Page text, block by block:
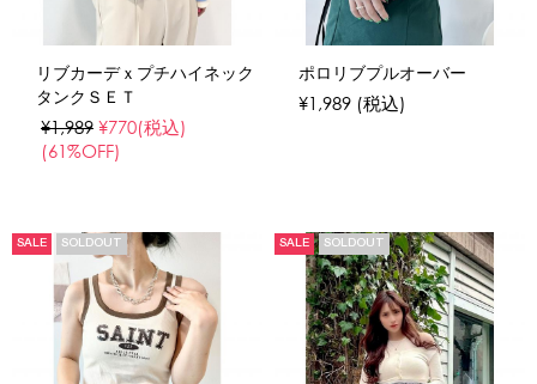
リブカーデｘプチハイネック
タンクＳＥＴ
¥1,989 ¥770(税込)
(61%OFF)
ポロリブプルオーバー
¥1,989 (税込)
SALE SOLDOUT SALE SOLDOUT